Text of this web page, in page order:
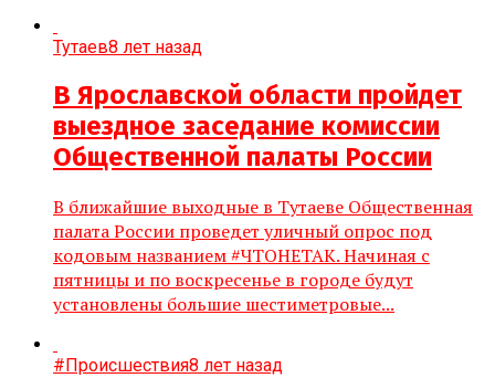
Тутаев8 лет назад
В Ярославской области пройдет
выездное заседание комиссии
Общественной палаты России
В ближайшие выходные в Тутаеве Общественная
палата России проведет уличный опрос под
кодовым названием #ЧТОНЕТАК. Начиная с
пятницы и по воскресенье в городе будут
установлены большие шестиметровые...
#Происшествия8 лет назад